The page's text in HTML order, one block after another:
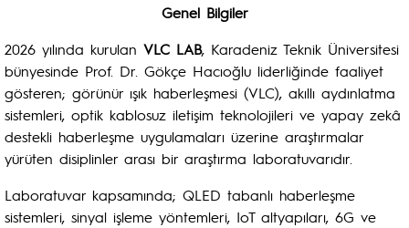
Genel Bilgiler
2026 yılında kurulan VLC LAB, Karadeniz Teknik Üniversitesi
bünyesinde Prof. Dr. Gökçe Hacıoğlu liderliğinde faaliyet
gösteren; görünür ışık haberleşmesi (VLC), akıllı aydınlatma
sistemleri, optik kablosuz iletişim teknolojileri ve yapay zekâ
destekli haberleşme uygulamaları üzerine araştırmalar
yürüten disiplinler arası bir araştırma laboratuvarıdır.
Laboratuvar kapsamında; QLED tabanlı haberleşme
sistemleri, sinyal işleme yöntemleri, IoT altyapıları, 6G ve